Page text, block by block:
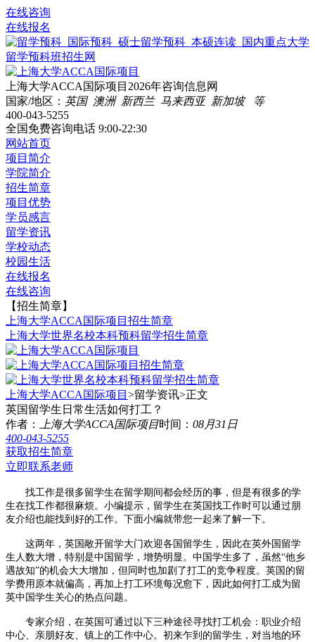
在线咨询
在线报名
上海大学ACCA国际项目2026年咨询信息网
国家/地区： 英国 澳洲 新西兰 马来西亚 新加坡 等
400-043-5255
全国免费咨询电话 9:00-22:30
网站首页
项目简介
学院简介
招生简章
项目优势
学员感言
留学资讯
学校动态
校园生活
在线报名
在线咨询
【招生简章】
上海大学ACCA国际项目招生简章
上海大学世界名校本科预科留学招生简章
上海大学ACCA国际项目 >留学资讯>正文
英国留学生日常生活如何打工？
作者：
上海大学ACCA国际项目时间： 08月31日
400-043-5255
获取招生简章
立即联系老师
找工作是很多留学生在留学期间都会经历的事，但是有很多的学
生在找工作都很麻烦。小编提示，留学生在英国找工作时可以通过朋
友介绍也能找到好的工作。下面小编就带您一起来了解一下。
这两年，英国敞开留学大门欢迎各国留学生，因此在英外国留学
生人数大增，特别是中国留学，增势明显。中国学生多了，虽然“他乡
遇故知”的机会大大增加，但同时也加剧了打工的竞争程度。英国的留
学费用原本就偏高，再加上打工环境每况愈下，因此如何打工成为留
英中国学生关心的热点问题。
专家介绍，在英国可通过以下三种途径寻找打工机会：职业介绍
中心、亲朋好友、镇上的工作中心。初来乍到的留学生，对当地的环